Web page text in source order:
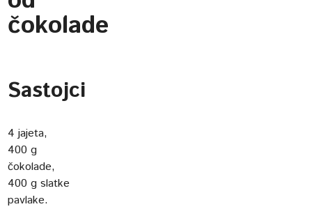
čokolade
Sastojci
4 jajeta,
400 g
čokolade,
400 g slatke
pavlake.